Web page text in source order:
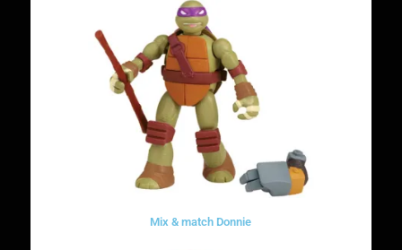
Mix & match Donnie